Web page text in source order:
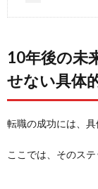
10年後の未
せない具体
転職の成功には、具
ここでは、そのステ